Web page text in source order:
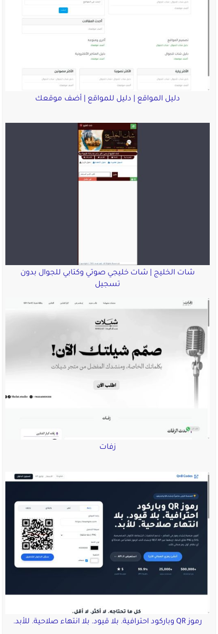
دليل المواقع | دليل للمواقع | أضف موقعك
شات الخليج | شات خليجي صوتي وكتابي للجوال بدون
تسجيل
زفات
رموز QR وباركود احترافية. بلا قيود. بلا انتهاء صلاحية. للأبد.